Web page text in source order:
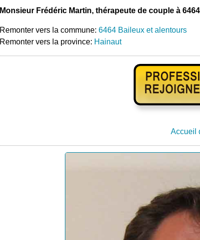
Monsieur Frédéric Martin, thérapeute de couple à
Remonter vers la commune: 6464 Baileux et alentours
Remonter vers la province: Hainaut
Accueil